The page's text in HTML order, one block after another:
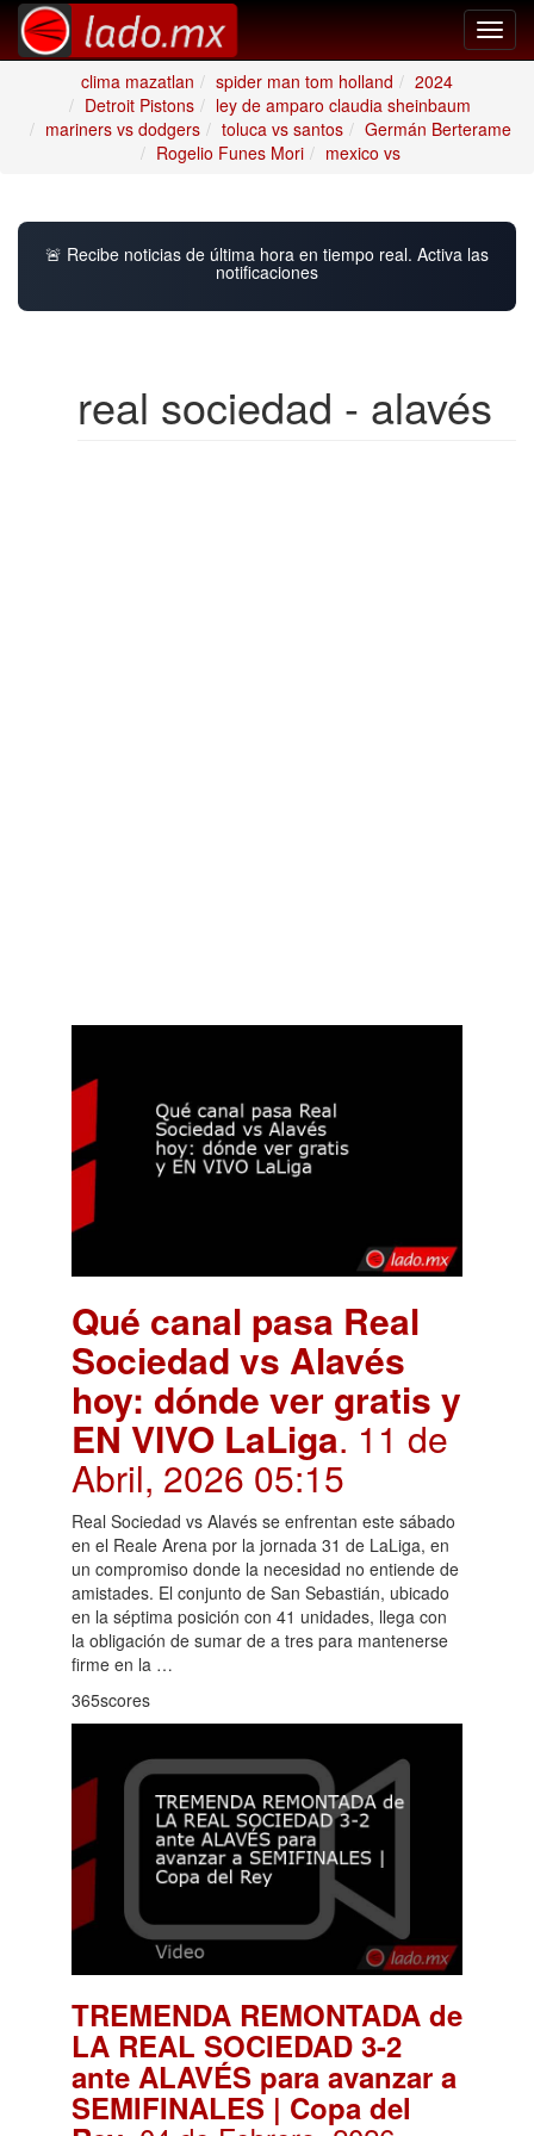
clima mazatlan
spider man tom holland
2024
Detroit Pistons
ley de amparo claudia sheinbaum
mariners vs dodgers
toluca vs santos
Germán Berterame
Rogelio Funes Mori
mexico vs
🚨 Recibe noticias de última hora en tiempo real. Activa las
notificaciones
real sociedad - alavés
Qué canal pasa Real
Sociedad vs Alavés
hoy: dónde ver gratis y
EN VIVO LaLiga. 11 de
Abril, 2026 05:15
Real Sociedad vs Alavés se enfrentan este sábado
en el Reale Arena por la jornada 31 de LaLiga, en
un compromiso donde la necesidad no entiende de
amistades. El conjunto de San Sebastián, ubicado
en la séptima posición con 41 unidades, llega con
la obligación de sumar de a tres para mantenerse
firme en la …
365scores
TREMENDA REMONTADA de
LA REAL SOCIEDAD 3-2
ante ALAVÉS para avanzar a
SEMIFINALES | Copa del